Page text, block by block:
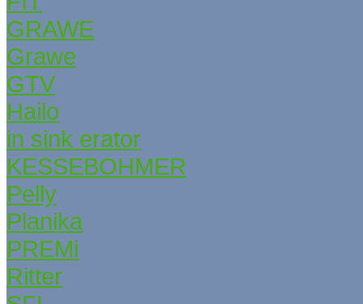
GRAWE
Grаwe
GTV
Hailo
in sink erator
KESSEBОHMER
Pelly
Planika
PREMi
Ritter